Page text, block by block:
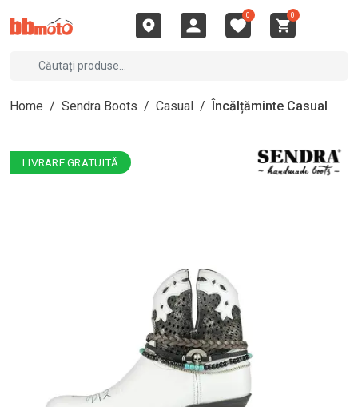
0 0
Home / Sendra Boots / Casual / Încălțăminte Casual
LIVRARE GRATUITĂ